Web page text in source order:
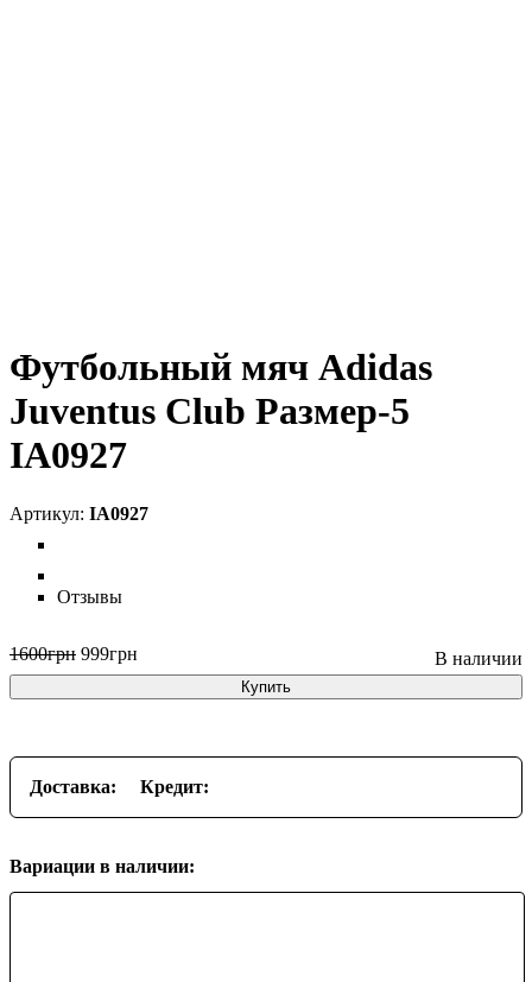
Футбольный мяч Adidas
Juventus Club Размер-5
IA0927
IA0927
Отзывы
1600грн 999грн
Купить
Доставка: Кредит:
Вариации в наличии: